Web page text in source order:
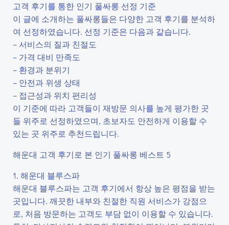
고객 후기를 통한 인기 풀싸롱 선정 기준
이 글에 소개하는 풀싸롱들은 다양한 고객 후기를 분석하
여 선정하였습니다. 선정 기준은 다음과 같습니다.
– 서비스의 질과 친절도
– 가격 대비 만족도
– 환경과 분위기
– 안전과 위생 상태
– 접근성과 위치 편리성
이 기준에 따라 고객들이 재방문 의사를 높게 평가한 곳
들 위주로 선정하였으며, 초보자도 안전하게 이용할 수
있는 곳 위주로 추천드립니다.
해운대 고객 후기로 본 인기 풀싸롱 베스트 5
1. 해운대 블루스파
해운대 블루스파는 고객 후기에서 항상 높은 평점을 받는
곳입니다. 깨끗한 내부와 친절한 직원 서비스가 강점으
로, 처음 방문하는 고객도 부담 없이 이용할 수 있습니다.